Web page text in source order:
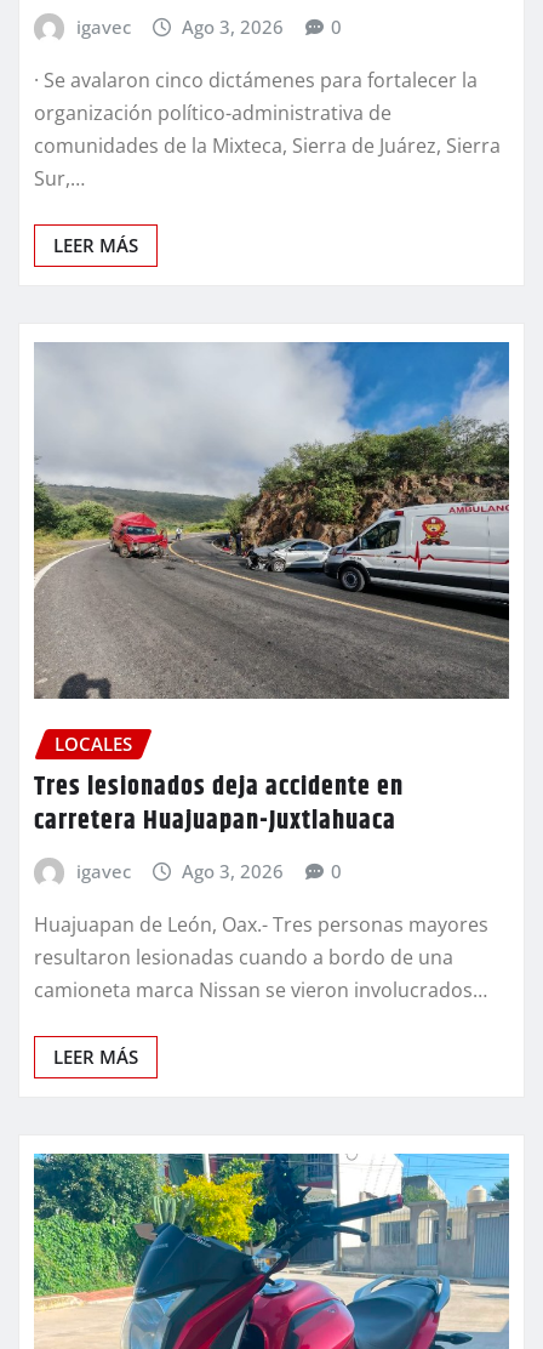
igavec Ago 3, 2026 0
· Se avalaron cinco dictámenes para fortalecer la
organización político-administrativa de
comunidades de la Mixteca, Sierra de Juárez, Sierra
Sur,…
LEER MÁS
LOCALES
Tres lesionados deja accidente en
carretera Huajuapan-Juxtlahuaca
igavec Ago 3, 2026 0
Huajuapan de León, Oax.- Tres personas mayores
resultaron lesionadas cuando a bordo de una
camioneta marca Nissan se vieron involucrados…
LEER MÁS